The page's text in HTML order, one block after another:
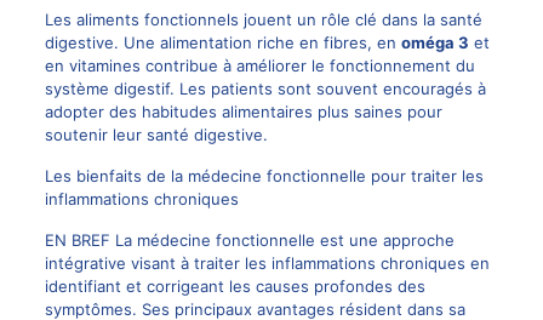
Les aliments fonctionnels jouent un rôle clé dans la santé
digestive. Une alimentation riche en fibres, en oméga 3 et
en vitamines contribue à améliorer le fonctionnement du
système digestif. Les patients sont souvent encouragés à
adopter des habitudes alimentaires plus saines pour
soutenir leur santé digestive.
Les bienfaits de la médecine fonctionnelle pour traiter les
inflammations chroniques
EN BREF La médecine fonctionnelle est une approche
intégrative visant à traiter les inflammations chroniques en
identifiant et corrigeant les causes profondes des
symptômes. Ses principaux avantages résident dans sa